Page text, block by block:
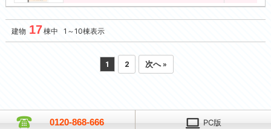
建物 17棟中 1～10棟表示
1 2 次へ »
0120-868-666 PC版